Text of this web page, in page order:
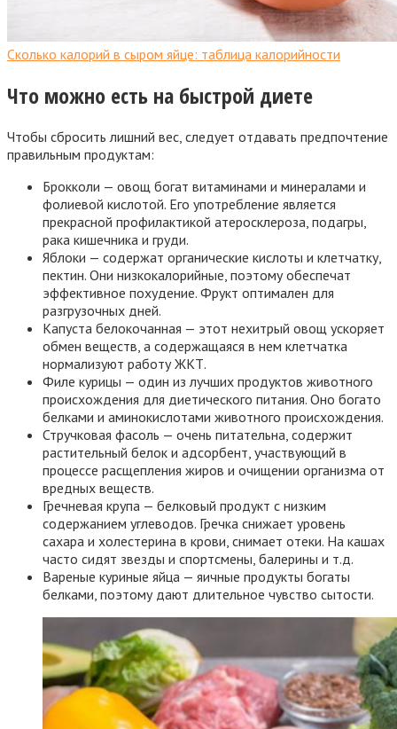
Сколько калорий в сыром яйце: таблица калорийности
Что можно есть на быстрой диете
Чтобы сбросить лишний вес, следует отдавать предпочтение
правильным продуктам:
Брокколи — овощ богат витаминами и минералами и
фолиевой кислотой. Его употребление является
прекрасной профилактикой атеросклероза, подагры,
рака кишечника и груди.
Яблоки — содержат органические кислоты и клетчатку,
пектин. Они низкокалорийные, поэтому обеспечат
эффективное похудение. Фрукт оптимален для
разгрузочных дней.
Капуста белокочанная — этот нехитрый овощ ускоряет
обмен веществ, а содержащаяся в нем клетчатка
нормализуют работу ЖКТ.
Филе курицы — один из лучших продуктов животного
происхождения для диетического питания. Оно богато
белками и аминокислотами животного происхождения.
Стручковая фасоль — очень питательна, содержит
растительный белок и адсорбент, участвующий в
процессе расщепления жиров и очищении организма от
вредных веществ.
Гречневая крупа — белковый продукт с низким
содержанием углеводов. Гречка снижает уровень
сахара и холестерина в крови, снимает отеки. На кашах
часто сидят звезды и спортсмены, балерины и т.д.
Вареные куриные яйца — яичные продукты богаты
белками, поэтому дают длительное чувство сытости.